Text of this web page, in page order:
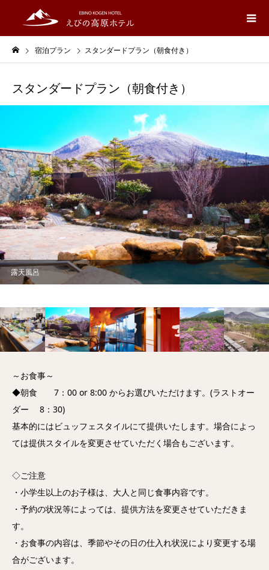
宿泊プラン スタンダードプラン（朝食付き）
スタンダードプラン（朝食付き）
大浴場
～お食事～
◆朝食 7：00 or 8:00 からお選びいただけます。(ラストオー
ダー 8：30)
基本的にはビュッフェスタイルにて提供いたします。場合によっ
ては提供スタイルを変更させていただく場合もございます。
◇ご注意
・小学生以上のお子様は、大人と同じ食事内容です。
・予約の状況等によっては、提供方法を変更させていただきま
す。
・お食事の内容は、季節やその日の仕入れ状況により変更する場
合がございます。